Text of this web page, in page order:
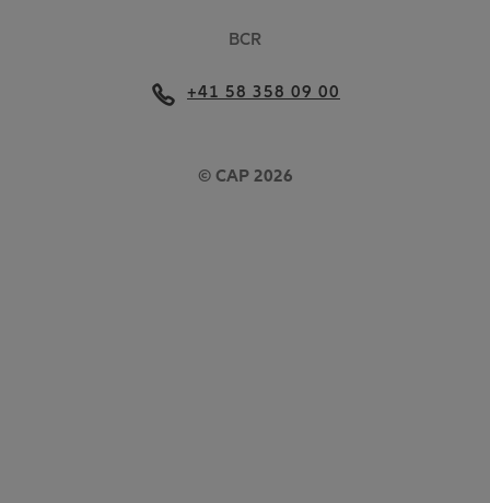
BCR
© CAP 2026
+41 58 358 09 00